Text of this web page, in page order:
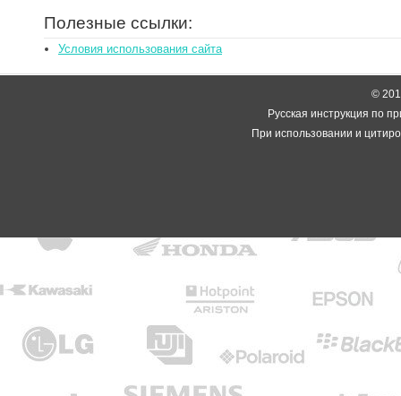
Полезные ссылки:
Условия использования сайта
©
Русская инструкция по
При использовании и